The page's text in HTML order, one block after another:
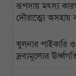
রূপসায় মৎস্য
দৌরাত্ম্যে অসহায়
খুলনার পাইকারি
দ্রব্যমূল্যের